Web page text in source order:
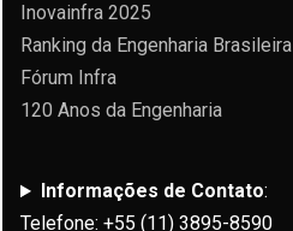
Inovainfra 2025
Ranking da Engenharia Brasileira
Fórum Infra
120 Anos da Engenharia
Informações de Contato:
Telefone: +55 (11) 3895-8590